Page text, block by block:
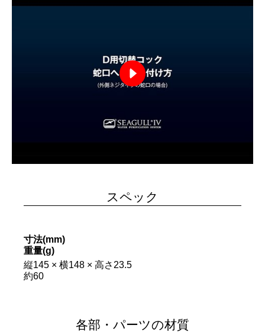
スペック
寸法(mm)
重量(g)
縦145 × 横148 × 高さ23.5
約60
各部・パーツの材質